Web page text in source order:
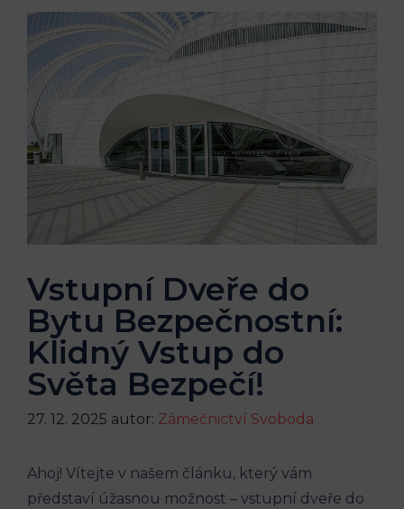
Vstupní Dveře do
Bytu Bezpečnostní:
Klidný Vstup do
Světa Bezpečí!
27. 12. 2025 autor: Zámečnictví Svoboda
Ahoj! Vítejte v našem článku, který vám
představí úžasnou možnost – vstupní dveře do